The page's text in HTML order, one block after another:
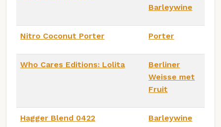
Barleywine
Nitro Coconut Porter Porter
Who Cares Editions: Lolita
Berliner
Weisse met
Fruit
Hagger Blend 0422 Barleywine